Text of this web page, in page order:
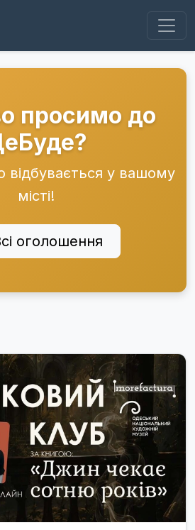
просимо до
відбувається у вашому
місті!
оголошення